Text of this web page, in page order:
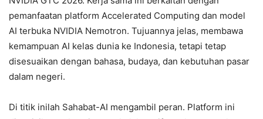
pemanfaatan platform Accelerated Computing dan model
AI terbuka NVIDIA Nemotron. Tujuannya jelas, membawa
kemampuan AI kelas dunia ke Indonesia, tetapi tetap
disesuaikan dengan bahasa, budaya, dan kebutuhan pasar
dalam negeri.
Di titik inilah Sahabat-AI mengambil peran. Platform ini